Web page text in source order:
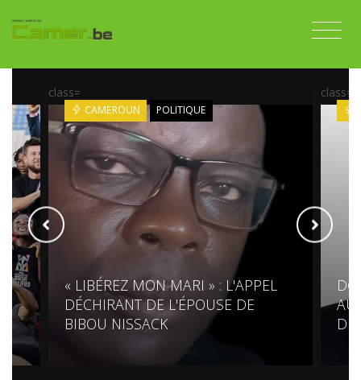
class=
CAMEROUN POLITIQUE
« LIBÉREZ MON MARI » : L'APPEL
DÉCHIRANT DE L'ÉPOUSE DE
BIBOU NISSACK
class=